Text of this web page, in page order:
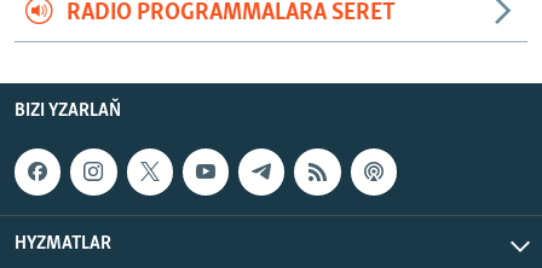
RADIO PROGRAMMALARA SERET
BIZI YZARLAŇ
HYZMATLAR